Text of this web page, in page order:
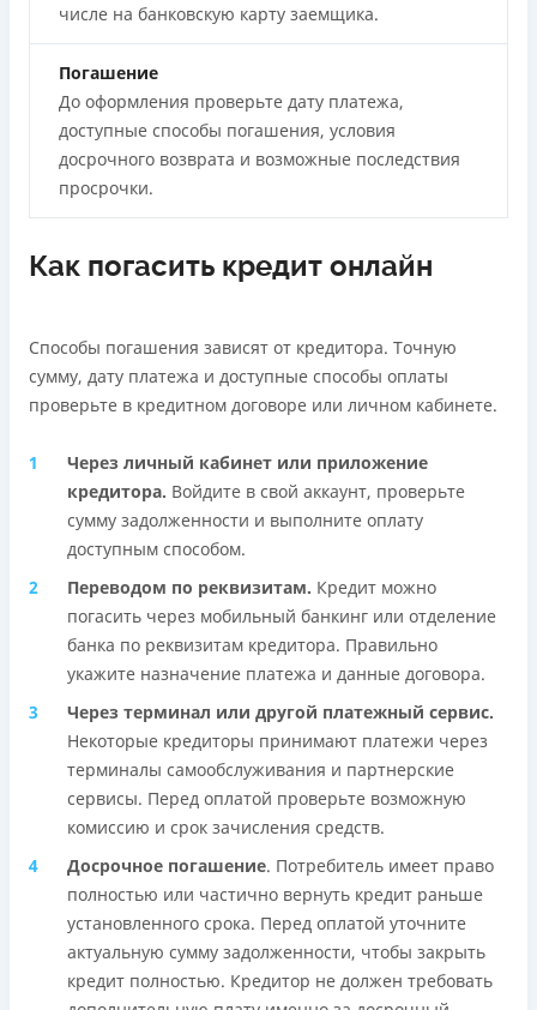
числе на банковскую карту заемщика.
Погашение
До оформления проверьте дату платежа,
доступные способы погашения, условия
досрочного возврата и возможные последствия
просрочки.
Как погасить кредит онлайн
Способы погашения зависят от кредитора. Точную
сумму, дату платежа и доступные способы оплаты
проверьте в кредитном договоре или личном кабинете.
Через личный кабинет или приложение
кредитора. Войдите в свой аккаунт, проверьте
сумму задолженности и выполните оплату
доступным способом.
Переводом по реквизитам. Кредит можно
погасить через мобильный банкинг или отделение
банка по реквизитам кредитора. Правильно
укажите назначение платежа и данные договора.
Через терминал или другой платежный сервис.
Некоторые кредиторы принимают платежи через
терминалы самообслуживания и партнерские
сервисы. Перед оплатой проверьте возможную
комиссию и срок зачисления средств.
Досрочное погашение. Потребитель имеет право
полностью или частично вернуть кредит раньше
установленного срока. Перед оплатой уточните
актуальную сумму задолженности, чтобы закрыть
кредит полностью. Кредитор не должен требовать